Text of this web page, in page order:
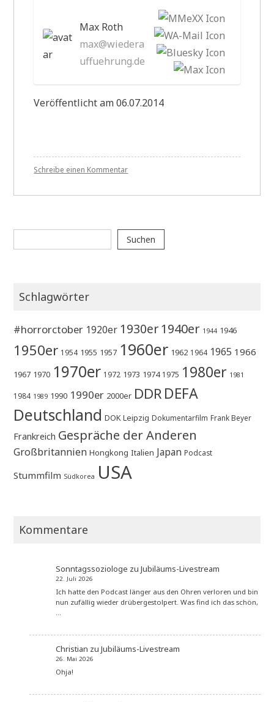
Max Roth
max@wiedera
uffuehrung.de
Veröffentlicht am 06.07.2014
Schreibe einen Kommentarzu
The
Left
Suchen
Suchen
Schlagwörter
#horrorctober 1920er 1930er1940er 1944 1946
1950er 1954 1955 1957 1960er 1962 1964 1965 1966
1967 1970 1970er 1972 1973 1974 1975 1980er 1981
1984 1989 1990 1990er 2000er DDR DEFA
Deutschland DOK Leipzig Dokumentarfilm Frank Beyer
Frankreich Gespräche der Anderen
Großbritannien Hongkong Italien Japan Podcast
Stummfilm Südkorea USA
Kommentare
Sonntagssoziologe zu Jubiläums-Livestream
22. Juli 2026
Ich hatte den Podcast länger aus den Ohren verloren und bin
nun zufällig wieder drübergestolpert. Was find ich das schön,
Christian zu Jubiläums-Livestream
26. Mai 2026
Ohja!